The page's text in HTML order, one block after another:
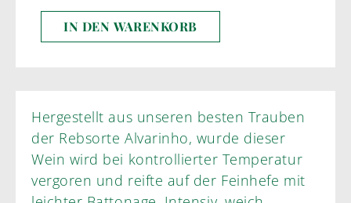
IN DEN WARENKORB
Hergestellt aus unseren besten Trauben
der Rebsorte Alvarinho, wurde dieser
Wein wird bei kontrollierter Temperatur
vergoren und reifte auf der Feinhefe mit